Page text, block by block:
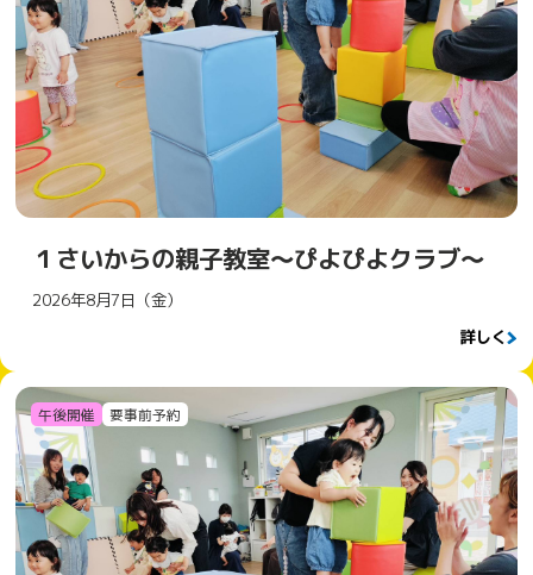
１さいからの親子教室～ぴよぴよクラブ～
2026年8月7日（金）
詳しく
午後開催 要事前予約